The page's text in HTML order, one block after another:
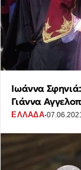
Ιωάννα
Γιάννα
ΕΛΛΑΔΑ·